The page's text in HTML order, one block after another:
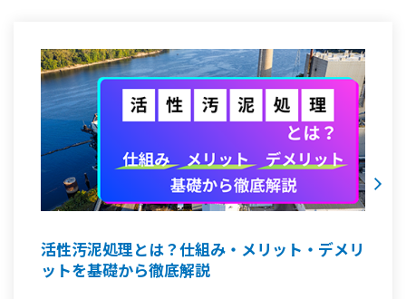
活性汚泥処理とは？仕組み・メリット・デメリ
ットを基礎から徹底解説